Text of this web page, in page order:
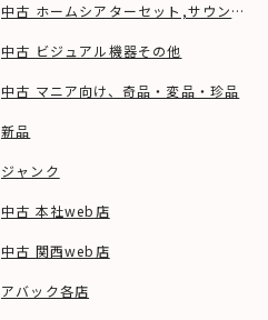
中古 ホームシアターセット,サウンドバー
中古 ビジュアル機器その他
中古 マニア向け、奇品・変品・珍品
新品
ジャンク
中古 本社web店
中古 関西web店
アバック各店